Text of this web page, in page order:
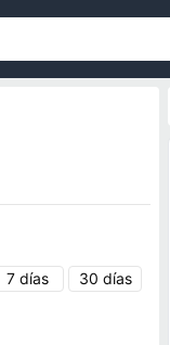
7 días 30 días